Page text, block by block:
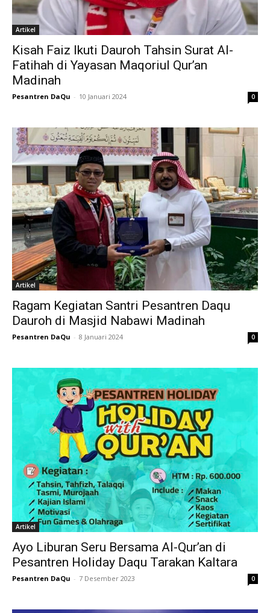
Artikel
Kisah Faiz Ikuti Dauroh Tahsin Surat Al-
Fatihah di Yayasan Maqoriul Qur’an
Madinah
Pesantren DaQu - 10 Januari 2024 0
Artikel
Ragam Kegiatan Santri Pesantren Daqu
Dauroh di Masjid Nabawi Madinah
Pesantren DaQu - 8 Januari 2024 0
Artikel
Ayo Liburan Seru Bersama Al-Qur’an di
Pesantren Holiday Daqu Tarakan Kaltara
Pesantren DaQu - 7 Desember 2023 0